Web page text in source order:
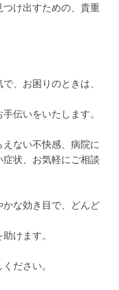
け出すための、貴重
、お困りのときは、
伝いをいたします。
ない不快感、病院に
状、お気軽にご相談
な効き目で、どんど
けます。
ださい。